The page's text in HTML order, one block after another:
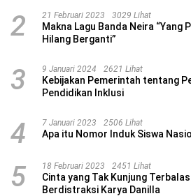
2 21 Februari 2023 3029 Lihat
Makna Lagu Banda Neira “Yang
Hilang Berganti”
3 9 Januari 2024 2621 Lihat
Kebijakan Pemerintah tentang
Pendidikan Inklusi
4 7 Januari 2023 2506 Lihat
Apa itu Nomor Induk Siswa
5 18 Februari 2023 2451 Lihat
Cinta yang Tak Kunjung
Berdistraksi Karya Danilla